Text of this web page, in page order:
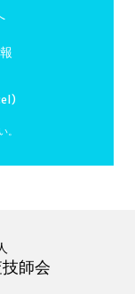
。
師会